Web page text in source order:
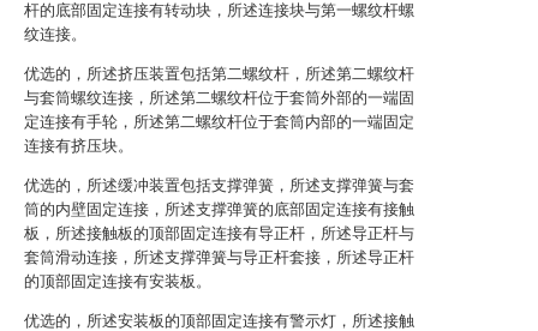
杆的底部固定连接有转动块，所述连接块与第一螺纹杆螺
纹连接。
优选的，所述挤压装置包括第二螺纹杆，所述第二螺纹杆
与套筒螺纹连接，所述第二螺纹杆位于套筒外部的一端固
定连接有手轮，所述第二螺纹杆位于套筒内部的一端固定
连接有挤压块。
优选的，所述缓冲装置包括支撑弹簧，所述支撑弹簧与套
筒的内壁固定连接，所述支撑弹簧的底部固定连接有接触
板，所述接触板的顶部固定连接有导正杆，所述导正杆与
套筒滑动连接，所述支撑弹簧与导正杆套接，所述导正杆
的顶部固定连接有安装板。
优选的，所述安装板的顶部固定连接有警示灯，所述接触